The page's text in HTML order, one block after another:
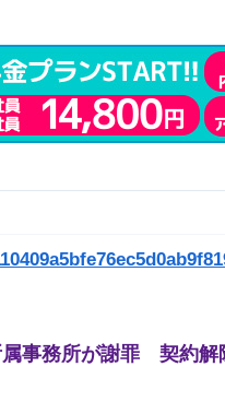
事務所が謝罪 契約